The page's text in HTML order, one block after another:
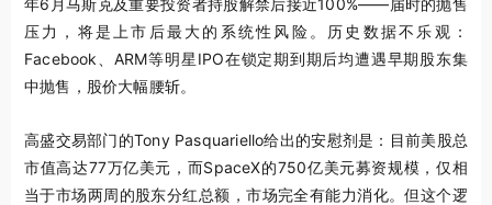
年6月马斯克及重要投资者持股解禁后接近100%——届时的抛售
压力，将是上市后最大的系统性风险。历史数据不乐观：
Facebook、ARM等明星IPO在锁定期到期后均遭遇早期股东集
中抛售，股价大幅腰斩。
高盛交易部门的Tony Pasquariello给出的安慰剂是：目前美股总
市值高达77万亿美元，而SpaceX的750亿美元募资规模，仅相
当于市场两周的股东分红总额，市场完全有能力消化。但这个逻